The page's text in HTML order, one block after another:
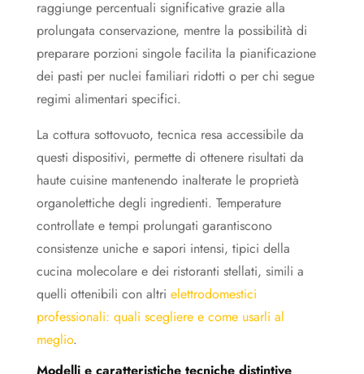
raggiunge percentuali significative grazie alla
prolungata conservazione, mentre la possibilità di
preparare porzioni singole facilita la pianificazione
dei pasti per nuclei familiari ridotti o per chi segue
regimi alimentari specifici.
La cottura sottovuoto, tecnica resa accessibile da
questi dispositivi, permette di ottenere risultati da
haute cuisine mantenendo inalterate le proprietà
organolettiche degli ingredienti. Temperature
controllate e tempi prolungati garantiscono
consistenze uniche e sapori intensi, tipici della
cucina molecolare e dei ristoranti stellati, simili a
quelli ottenibili con altri elettrodomestici
professionali: quali scegliere e come usarli al
meglio.
Modelli e caratteristiche tecniche distintive